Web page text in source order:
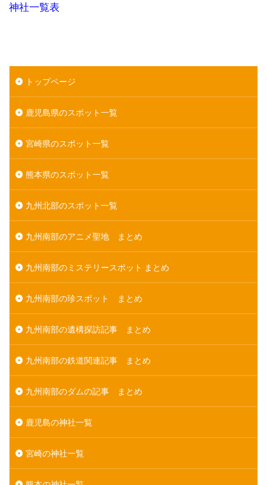
神社一覧表
トップページ
鹿児島県のスポット一覧
宮崎県のスポット一覧
熊本県のスポット一覧
九州北部のスポット一覧
九州南部のアニメ聖地 まとめ
九州南部のミステリースポット まとめ
九州南部の珍スポット まとめ
九州南部の遺構探訪記事 まとめ
九州南部の鉄道関連記事 まとめ
九州南部のダムの記事 まとめ
鹿児島の神社一覧
宮崎の神社一覧